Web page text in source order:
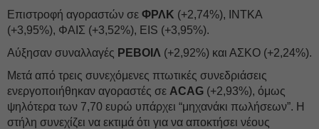
Επιστροφή αγοραστών σε ΦΡΛΚ (+2,74%), ΙΝΤΚΑ
(+3,95%), ΦΑΙΣ (+3,52%), EIS (+3,95%).
Αύξησαν συναλλαγές ΡΕΒΟΙΛ (+2,92%) και ΑΣΚΟ (+2,24%).
Μετά από τρεις συνεχόμενες πτωτικές συνεδριάσεις
ενεργοποιήθηκαν αγοραστές σε ACAG (+2,93%), όμως
ψηλότερα των 7,70 ευρώ υπάρχει “μηχανάκι πωλήσεων”. Η
στήλη συνεχίζει να εκτιμά ότι για να αποκτήσει νέους